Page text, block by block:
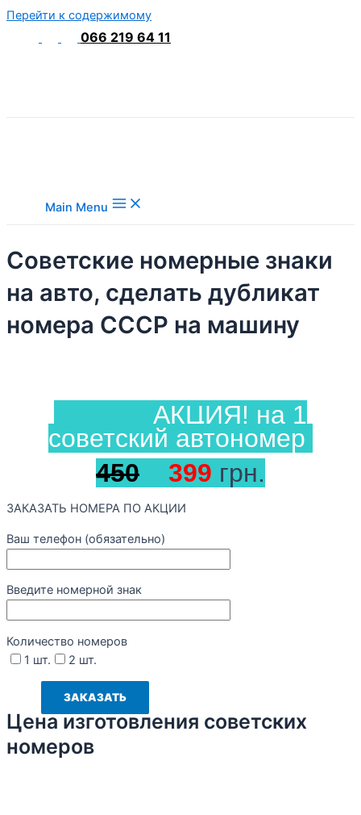
Перейти к содержимому
066 219 64 11
Main Menu
Советские номерные знаки
на авто, сделать дубликат
номера СССР на машину
АКЦИЯ! на 1
советский автономер
450
399 грн.
ЗАКАЗАТЬ НОМЕРА ПО АКЦИИ
Ваш телефон (обязательно)
Введите номерной знак
Количество номеров
1 шт.
2 шт.
Цена изготовления советских
номеров